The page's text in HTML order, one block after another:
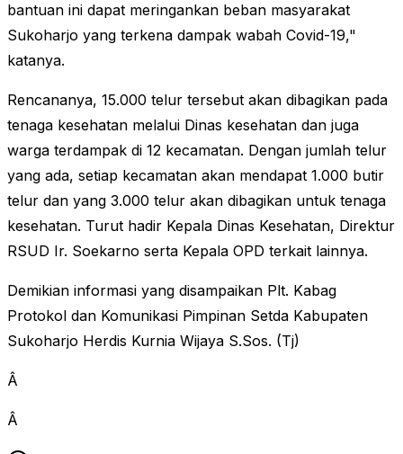
bantuan ini dapat meringankan beban masyarakat
Sukoharjo yang terkena dampak wabah Covid-19,"
katanya.
Rencananya, 15.000 telur tersebut akan dibagikan pada
tenaga kesehatan melalui Dinas kesehatan dan juga
warga terdampak di 12 kecamatan. Dengan jumlah telur
yang ada, setiap kecamatan akan mendapat 1.000 butir
telur dan yang 3.000 telur akan dibagikan untuk tenaga
kesehatan. Turut hadir Kepala Dinas Kesehatan, Direktur
RSUD Ir. Soekarno serta Kepala OPD terkait lainnya.
Demikian informasi yang disampaikan Plt. Kabag
Protokol dan Komunikasi Pimpinan Setda Kabupaten
Sukoharjo Herdis Kurnia Wijaya S.Sos. (Tj)
Â
Â